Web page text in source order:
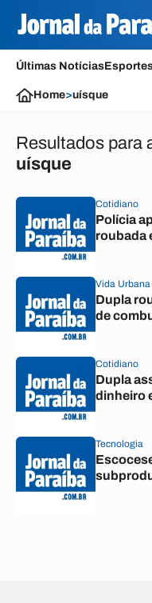
Últimas Notícias
Home>uísque
Resultados para
uísque
Cotidiano
Polícia
roubada
Vida Urbana
Dupla
de
Cotidiano
Dupla
dinheiro
Tecnologia